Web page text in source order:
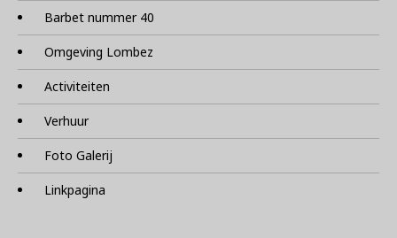
Barbet nummer 40
Omgeving Lombez
Activiteiten
Verhuur
Foto Galerij
Linkpagina